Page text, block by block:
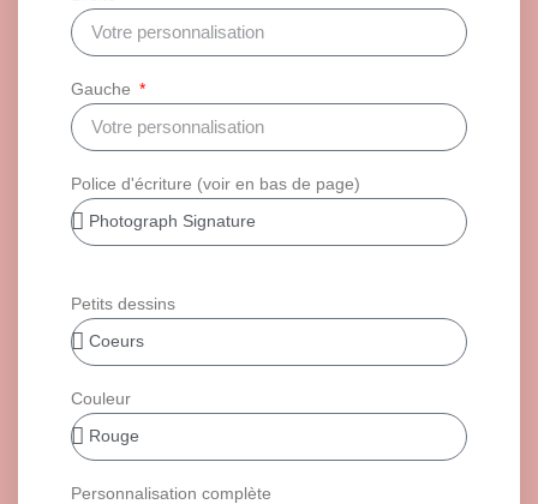
Gauche
Police d'écriture (voir en bas de page)
Petits dessins
Couleur
Personnalisation complète